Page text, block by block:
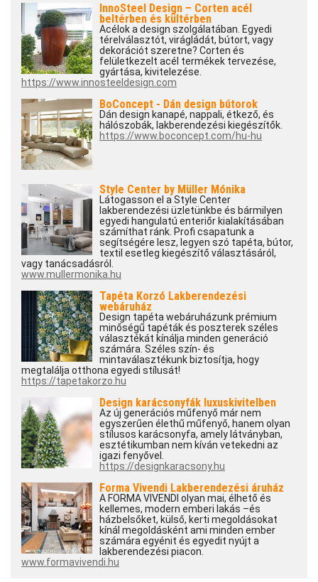
InnoSteel Design – Corten acél
beltérben és kültérben
Acélok a design szolgálatában. Egyedi
térelválasztót, virágládát, bútort, vagy
dekorációt szeretne? Corten és
felületkezelt acél termékek tervezése,
gyártása, kivitelezése.
https://www.innosteeldesign.com
BoConcept - Dán design bútorok
Dán design kanapé, nappali, étkező, és
hálószobák, lakberendezési kiegészítők.
https://www.boconcept.com/hu-hu
Style Center by Müller Mónika
Látogasson el a Style Center
lakberendezési üzletünkbe és bármilyen
egyedi hangulatú enteriőr kialakításában
számíthat ránk. Profi csapatunk a
segítségére lesz, legyen szó tapéta, bútor,
textil esetleg kiegészítő választásáról,
vagy tanácsadásról.
www.mullermonika.hu
Tapéta Korzó Lakberendezési
webáruház
Design tapéta webáruházunk prémium
minőségű tapéták és poszterek széles
választékát kínálja minden generáció
számára. Széles szín- és
mintaválasztékunk biztosítja, hogy
megtalálja otthona egyedi stílusát!
https://tapetakorzo.hu
Design karácsonyfák luxuskivitelben
Az új generációs műfenyő már nem
egyszerűen élethű műfenyő, hanem olyan
stílusos karácsonyfa, amely látványban,
esztétikumban nem kíván vetekedni az
igazi fenyővel.
https://designkaracsony.hu
Forma Vivendi Lakberendezési áruház
A FORMA VIVENDI olyan mai, élhető és
kellemes, modern emberi lakás –és
házbelsőket, külső, kerti megoldásokat
kínál megoldásként ami minden ember
számára egyénit és egyedit nyújt a
lakberendezési piacon.
www.formavivendi.hu